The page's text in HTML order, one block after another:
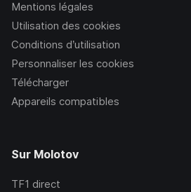
Mentions légales
Utilisation des cookies
Conditions d’utilisation
Personnaliser les cookies
Télécharger
Appareils compatibles
Sur Molotov
TF1 direct